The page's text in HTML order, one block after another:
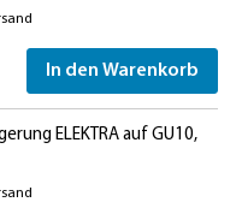
In den Warenkorb
ELEKTRA auf GU10,